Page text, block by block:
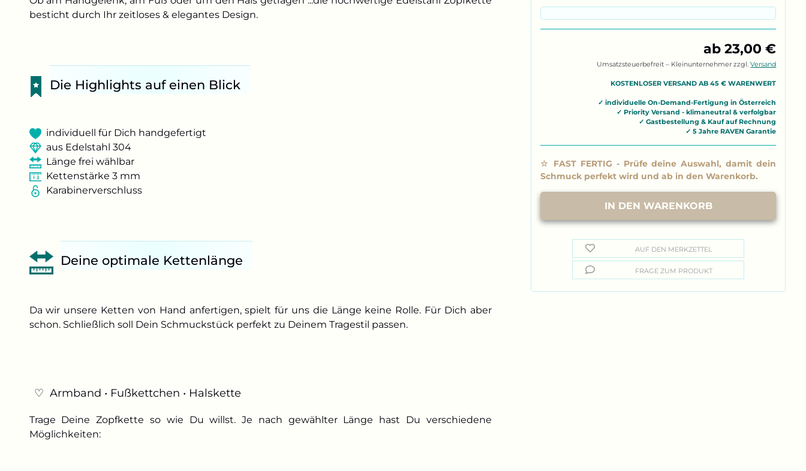
ab 23,00 €
Umsatzsteuerbefreit – Kleinunternehmer zzgl.Versand
AUF DEN MERKZETTEL
FRAGE ZUM PRODUKT
besticht durch Ihr zeitloses & elegantes Design.
Die Highlights auf einen Blick
individuell für Dich handgefertigt
aus Edelstahl 304
Länge frei wählbar
Kettenstärke 3 mm
Karabinerverschluss
Deine optimale Kettenlänge
Da wir unsere Ketten von Hand anfertigen, spielt für uns die Länge keine Rolle. Für Dich aber
schon. Schließlich soll Dein Schmuckstück perfekt zu Deinem Tragestil passen.
♡ Armband • Fußkettchen • Halskette
Trage Deine Zopfkette so wie Du willst. Je nach gewählter Länge hast Du verschiedene
Möglichkeiten: